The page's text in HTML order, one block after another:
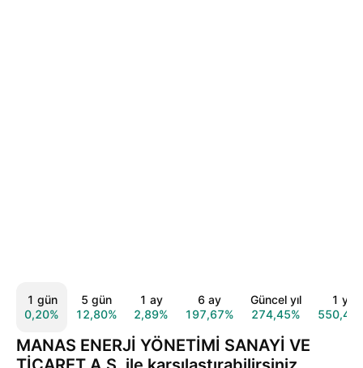
1 gün
0,20%
5 gün
12,80%
1 ay
2,89%
6 ay
197,67%
Güncel yıl
274,45%
1 yıl
MANAS ENERJİ YÖNETİMİ SANAYİ VE